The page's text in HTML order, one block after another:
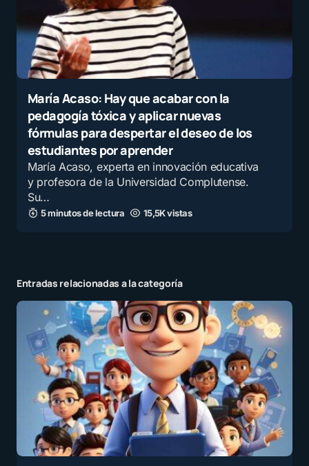
María Acaso: Hay que acabar con la
pedagogía tóxica y aplicar nuevas
fórmulas para despertar el deseo de los
estudiantes por aprender
María Acaso, experta en innovación educativa
y profesora de la Universidad Complutense.
Su…
5 minutos de lectura 15,5K vistas
Entradas relacionadas a la categoría